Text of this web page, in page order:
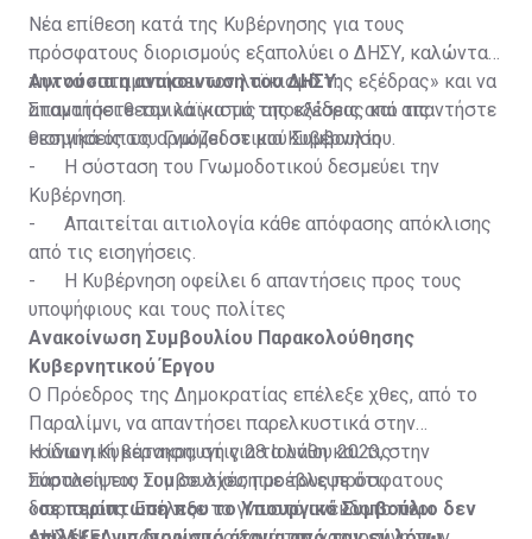
Νέα επίθεση κατά της Κυβέρνησης για τους
πρόσφατους διορισμούς εξαπολύει ο ΔΗΣΥ, καλώντας
την να «σταματήσει τον λαϊκισμό της εξέδρας» και να
απαντήσει θεσμικά για τις αποκλίσεις από τις
εισηγήσεις του Γνωμοδοτικού Συμβουλίου.
Αυτούσια η ανακοινωση του ΔΗΣΥ:
Σταματήστε τον λαϊκισμό της εξέδρας και απαντήστε
θεσμικά όπως αρμόζει σε μια Κυβέρνηση
- Η σύσταση του Γνωμοδοτικού δεσμεύει την
Κυβέρνηση.
- Απαιτείται αιτιολογία κάθε απόφασης απόκλισης
από τις εισηγήσεις.
- Η Κυβέρνηση οφείλει 6 απαντήσεις προς τους
υποψήφιους και τους πολίτες
Ανακοίνωση Συμβουλίου Παρακολούθησης
Κυβερνητικού Έργου
Ο Πρόεδρος της Δημοκρατίας επέλεξε χθες, από το
Παραλίμνι, να απαντήσει παρελκυστικά στην
κοινωνική κατακραυγή για τα λάθη και τις
παραλείψεις του σε σχέση με τους πρόσφατους
διορισμους. Επέλεξε το γνωστό ανέκδοτο περι
Η ίδια η Κυβέρνηση, στις 28 Ιουνίου 2023, στην
Σύσταση του Συμβουλίου, προέβλεψε ότι:
«σε περίπτωση που το Υπουργικό Συμβούλιο δεν